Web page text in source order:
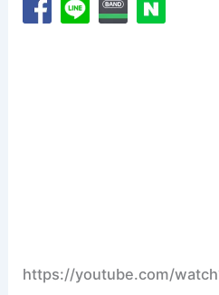
https://youtube.com/